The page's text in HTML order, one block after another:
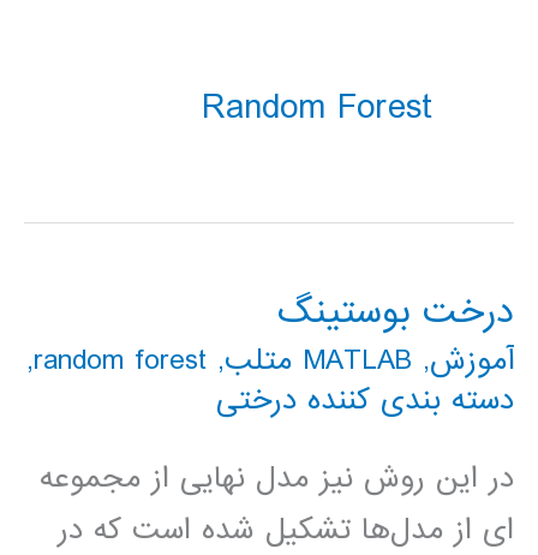
Random Forest
درخت بوستینگ
آموزش, MATLAB متلب ,
random forest
,
دسته بندی کننده درختی
در این روش نیز مدل نهایی از مجموعه
ای از مدل‌ها تشکیل شده است که در